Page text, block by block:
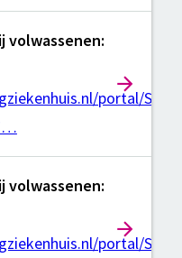
volwassenen:
portal/
volwassenen:
portal/